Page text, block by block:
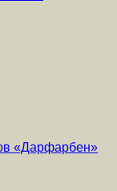
«Дарфарбен»